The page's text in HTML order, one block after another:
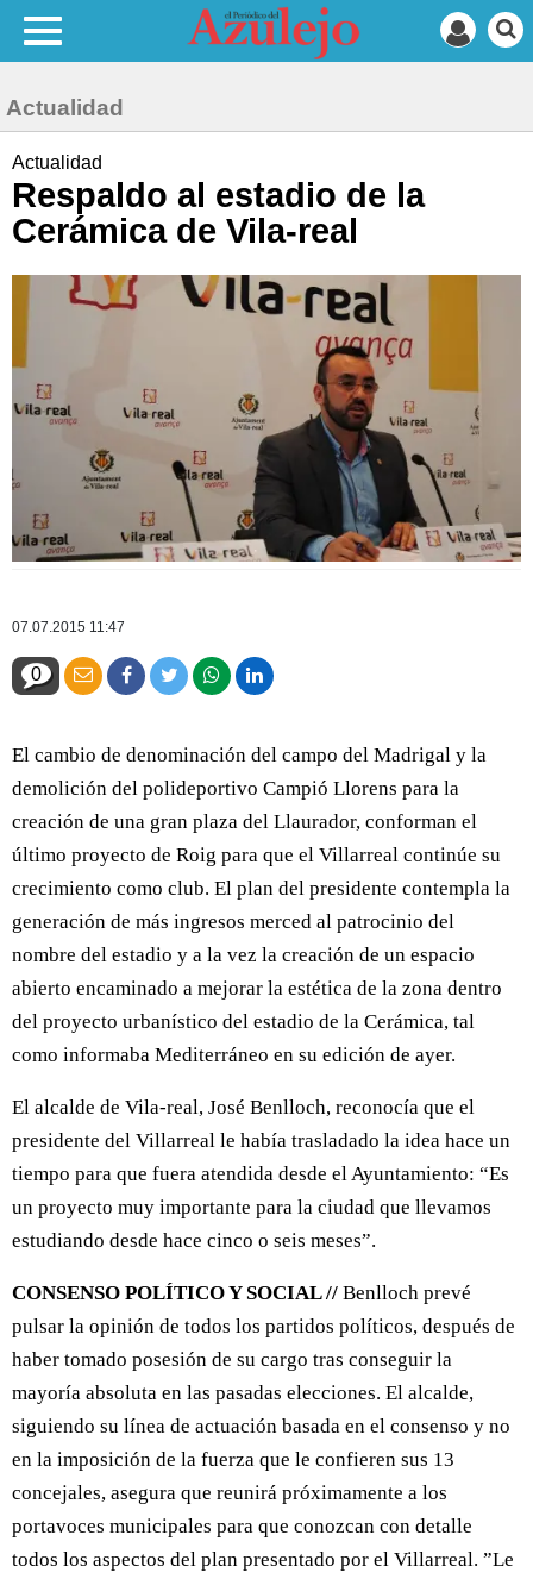
Actualidad
Actualidad
Respaldo al estadio de la
Cerámica de Vila-real
07.07.2015 11:47
0
El cambio de denominación del campo del Madrigal y la
demolición del polideportivo Campió Llorens para la
creación de una gran plaza del Llaurador, conforman el
último proyecto de Roig para que el Villarreal continúe su
crecimiento como club. El plan del presidente contempla la
generación de más ingresos merced al patrocinio del
nombre del estadio y a la vez la creación de un espacio
abierto encaminado a mejorar la estética de la zona dentro
del proyecto urbanístico del estadio de la Cerámica, tal
como informaba Mediterráneo en su edición de ayer.
El alcalde de Vila-real, José Benlloch, reconocía que el
presidente del Villarreal le había trasladado la idea hace un
tiempo para que fuera atendida desde el Ayuntamiento: “Es
un proyecto muy importante para la ciudad que llevamos
estudiando desde hace cinco o seis meses”.
CONSENSO POLÍTICO Y SOCIAL // Benlloch prevé
pulsar la opinión de todos los partidos políticos, después de
haber tomado posesión de su cargo tras conseguir la
mayoría absoluta en las pasadas elecciones. El alcalde,
siguiendo su línea de actuación basada en el consenso y no
en la imposición de la fuerza que le confieren sus 13
concejales, asegura que reunirá próximamente a los
portavoces municipales para que conozcan con detalle
todos los aspectos del plan presentado por el Villarreal. ”Le